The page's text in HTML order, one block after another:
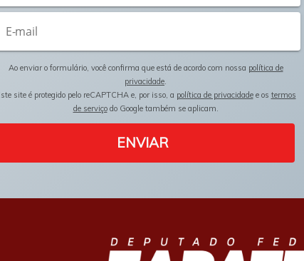
Ao enviar o formulário, você confirma que está de acordo com nossa política de
privacidade
site é protegido pelo reCAPTCHA e, por isso, a política de privacidadee os termos
de serviçodo Google também se aplicam.
ENVIAR